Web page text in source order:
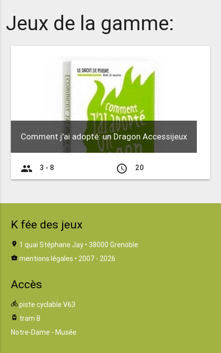
Jeux de la gamme:
Comment j'ai adopté: un Dragon Accessijeux
group 3 - 8 access_time 20
K fée des jeux
location_on 1 quai Stéphane Jay • 38000 Grenoble
business_center mentions légales • 2007 - 2026
Accès
directions_bike piste cyclable V63
tram tram B
Notre-Dame - Musée